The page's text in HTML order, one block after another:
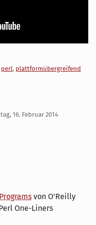
perl, plattformübergreifend
16. Februar 2014
von O'Reilly
One-Liners